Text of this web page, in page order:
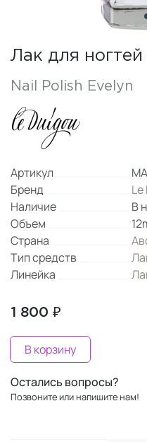
Лак для
Nail Polish Evelyn
Артикул
Бренд
Наличие
В
Объем
Страна
Тип средств
Линейка
1 800 ₽
В корзину
Остались вопросы?
Позвоните или напишите нам!